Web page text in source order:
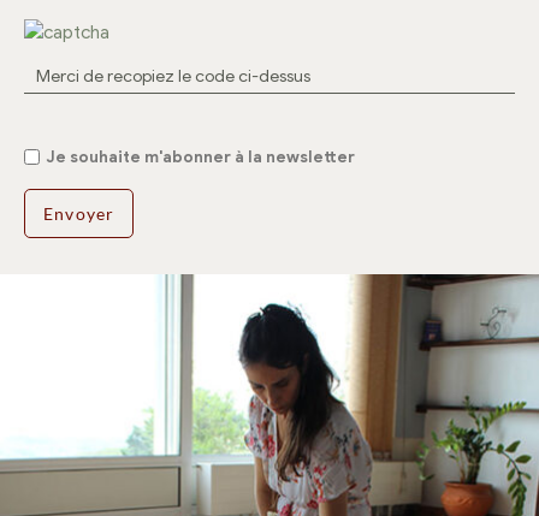
Je souhaite m'abonner à la newsletter